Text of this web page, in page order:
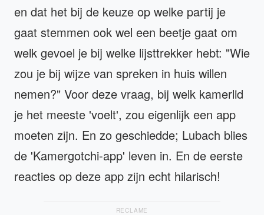
en dat het bij de keuze op welke partij je
gaat stemmen ook wel een beetje gaat om
welk gevoel je bij welke lijsttrekker hebt: "Wie
zou je bij wijze van spreken in huis willen
nemen?" Voor deze vraag, bij welk kamerlid
je het meeste 'voelt', zou eigenlijk een app
moeten zijn. En zo geschiedde; Lubach blies
de 'Kamergotchi-app' leven in. En de eerste
reacties op deze app zijn echt hilarisch!
RECLAME